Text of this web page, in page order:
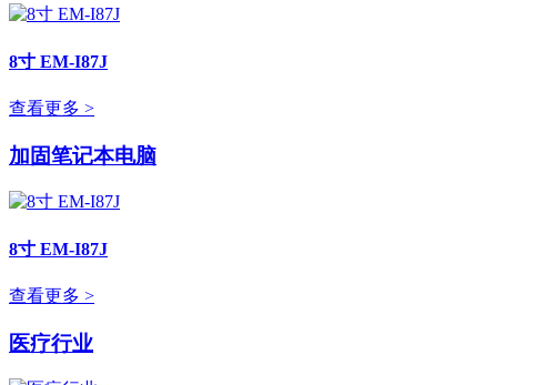
8寸 EM-I87J
查看更多 >
加固笔记本电脑
8寸 EM-I87J
查看更多 >
医疗行业